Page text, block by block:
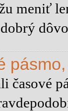
meniť
časové